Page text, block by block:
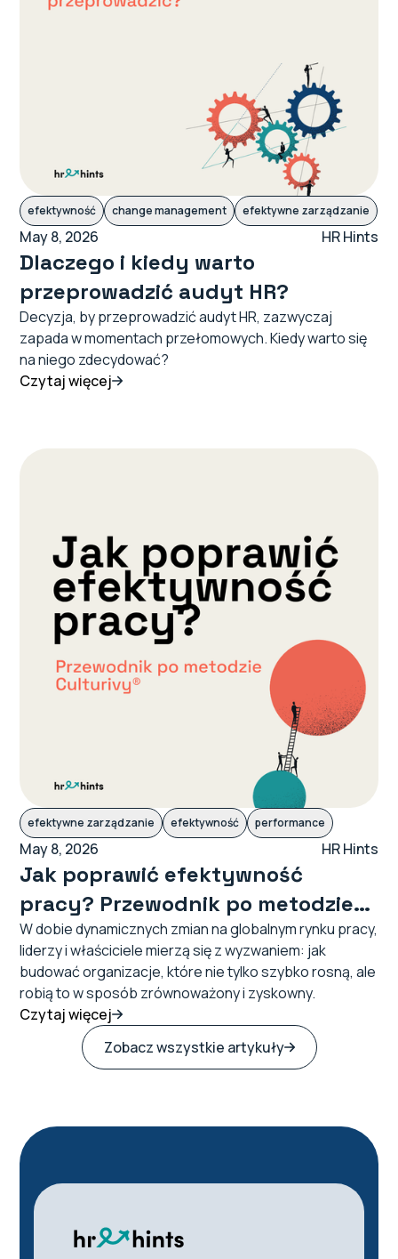
efektywność change management efektywne zarządzanie
May 8, 2026 HR Hints
Dlaczego i kiedy warto
przeprowadzić audyt HR?
Decyzja, by przeprowadzić audyt HR, zazwyczaj
zapada w momentach przełomowych. Kiedy warto się
na niego zdecydować?
Czytaj więcej
efektywne zarządzanie efektywność performance
May 8, 2026 HR Hints
Jak poprawić efektywność
pracy? Przewodnik po metodzie
Culturivy®
W dobie dynamicznych zmian na globalnym rynku pracy,
liderzy i właściciele mierzą się z wyzwaniem: jak
budować organizacje, które nie tylko szybko rosną, ale
robią to w sposób zrównoważony i zyskowny.
Czytaj więcej
Zobacz wszystkie artykuły